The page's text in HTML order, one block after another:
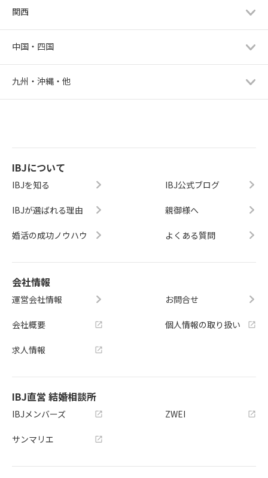
関西
中国・四国
九州・沖縄・他
IBJについて
IBJを知る
IBJが選ばれる理由
婚活の成功ノウハウ
IBJ公式ブログ
親御様へ
よくある質問
会社情報
運営会社情報
会社概要
求人情報
お問合せ
個人情報の取り扱い
IBJ直営 結婚相談所
IBJメンバーズ
サンマリエ
ZWEI